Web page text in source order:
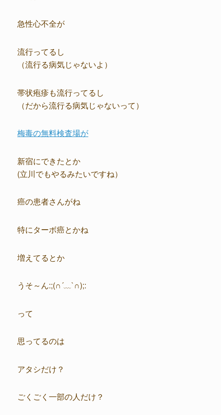
急性心不全が
流行ってるし
（流行る病気じゃないよ）
帯状疱疹も流行ってるし
（だから流行る病気じゃないって）
梅毒の無料検査場が
新宿にできたとか
(立川でもやるみたいですね）
癌の患者さんがね
特にターボ癌とかね
増えてるとか
うそ～ん:;(∩´﹏`∩);:
って
思ってるのは
アタシだけ？
ごくごく一部の人だけ？